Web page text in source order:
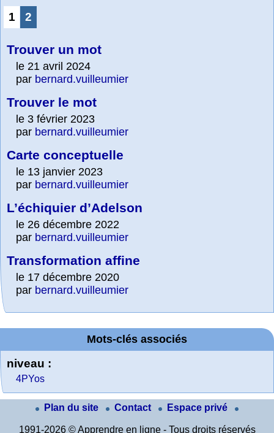
1 2
Trouver un mot
le 21 avril 2024
par bernard.vuilleumier
Trouver le mot
le 3 février 2023
par bernard.vuilleumier
Carte conceptuelle
le 13 janvier 2023
par bernard.vuilleumier
L’échiquier d’Adelson
le 26 décembre 2022
par bernard.vuilleumier
Transformation affine
le 17 décembre 2020
par bernard.vuilleumier
Mots-clés associés
niveau :
4PYos
Plan du site Contact Espace privé
1991-2026 © Apprendre en ligne - Tous droits réservés